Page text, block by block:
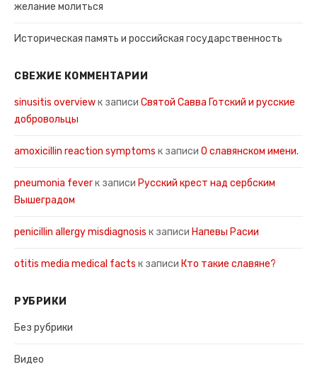
желание молиться
Историческая память и российская государственность
СВЕЖИЕ КОММЕНТАРИИ
sinusitis overviewк записи Святой Савва Готский и русские
добровольцы
amoxicillin reaction symptoms к записи О славянском имени.
pneumonia feverк записи Русский крест над сербским
Вышеградом
penicillin allergy misdiagnosis к записи Напевы Расии
otitis media medical facts к записи Кто такие славяне?
РУБРИКИ
Без рубрики
Видео